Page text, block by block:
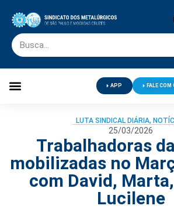
APP FALE
LUTA SINDICAL DIÁRIA,
25/03/2026
Trabalhadoras
mobilizadas no
com David,
Lucilene